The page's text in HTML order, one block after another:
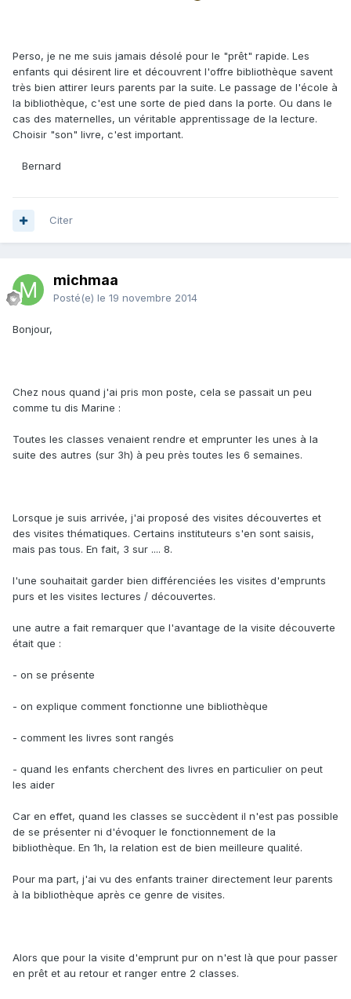
Perso, je ne me suis jamais désolé pour le "prêt" rapide. Les
enfants qui désirent lire et découvrent l'offre bibliothèque savent
très bien attirer leurs parents par la suite. Le passage de l'école à
la bibliothèque, c'est une sorte de pied dans la porte. Ou dans le
cas des maternelles, un véritable apprentissage de la lecture.
Choisir "son" livre, c'est important.
Bernard
Citer
michmaa
Posté(e) le 19 novembre 2014
Bonjour,
Chez nous quand j'ai pris mon poste, cela se passait un peu
comme tu dis Marine :
Toutes les classes venaient rendre et emprunter les unes à la
suite des autres (sur 3h) à peu près toutes les 6 semaines.
Lorsque je suis arrivée, j'ai proposé des visites découvertes et
des visites thématiques. Certains instituteurs s'en sont saisis,
mais pas tous. En fait, 3 sur .... 8.
l'une souhaitait garder bien différenciées les visites d'emprunts
purs et les visites lectures / découvertes.
une autre a fait remarquer que l'avantage de la visite découverte
était que :
- on se présente
- on explique comment fonctionne une bibliothèque
- comment les livres sont rangés
- quand les enfants cherchent des livres en particulier on peut
les aider
Car en effet, quand les classes se succèdent il n'est pas possible
de se présenter ni d'évoquer le fonctionnement de la
bibliothèque. En 1h, la relation est de bien meilleure qualité.
Pour ma part, j'ai vu des enfants trainer directement leur parents
à la bibliothèque après ce genre de visites.
Alors que pour la visite d'emprunt pur on n'est là que pour passer
en prêt et au retour et ranger entre 2 classes.